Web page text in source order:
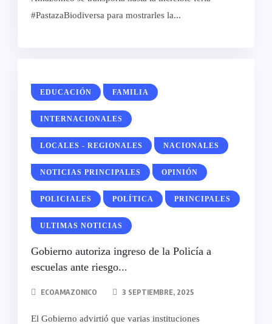
#PastazaBiodiversa para mostrarles la...
EDUCACIÓN FAMILIA
INTERNACIONALES
LOCALES - REGIONALES NACIONALES
NOTICIAS PRINCIPALES OPINIÓN
POLICIALES POLÍTICA PRINCIPALES
ULTIMAS NOTICIAS
Gobierno autoriza ingreso de la Policía a
escuelas ante riesgo...
ECOAMAZONICO 3 SEPTIEMBRE, 2025
El Gobierno advirtió que varias instituciones